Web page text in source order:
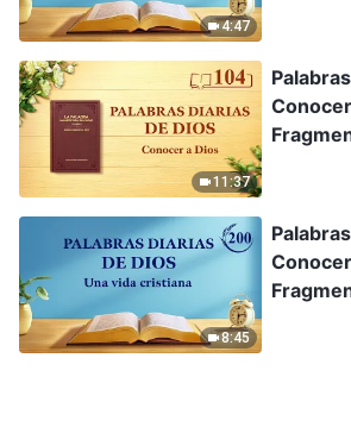
4:47
11:37
Conocer
8:45